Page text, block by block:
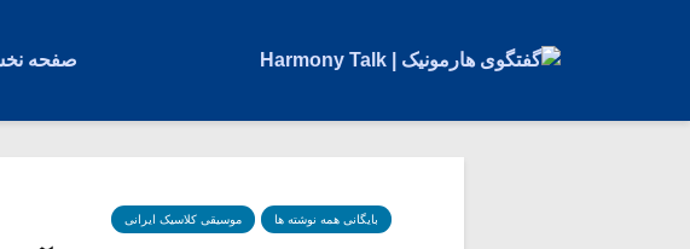
صفحه
بایگانی همه نوشته ها موسیقی کلاسیک ایرانی